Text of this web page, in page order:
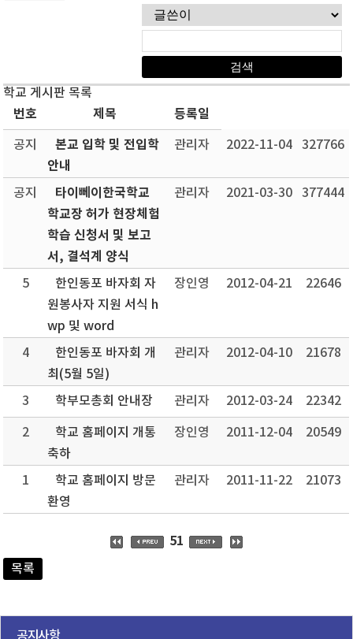
학교 게시판 목록
번호 제목 등록일
공지
본교 입학 및 전입학
안내
관리자 2022-11-04 327766
공지
타이뻬이한국학교
학교장 허가 현장체험
학습 신청서 및 보고
서, 결석계 양식
관리자 2021-03-30 377444
5
한인동포 바자회 자
원봉사자 지원 서식 h
wp 및 word
장인영 2012-04-21 22646
4
한인동포 바자회 개
최(5월 5일)
관리자 2012-04-10 21678
3 학부모총회 안내장 관리자 2012-03-24 22342
2
학교 홈페이지 개통
축하
장인영 2011-12-04 20549
1
학교 홈페이지 방문
환영
관리자 2011-11-22 21073
51
목록
공지사항